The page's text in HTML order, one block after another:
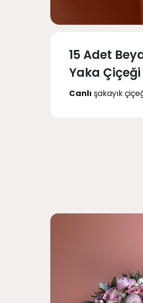
15 Adet
Yaka Çiçeği
Canlı şakayık